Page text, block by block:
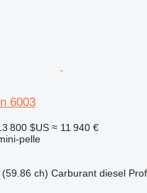
6003
800 $US ≈ 11 940 €
pelle
ch) Carburant diesel